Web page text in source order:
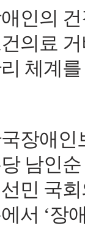
인의
의료
체계
장애인
남인
민 국
서 ‘장